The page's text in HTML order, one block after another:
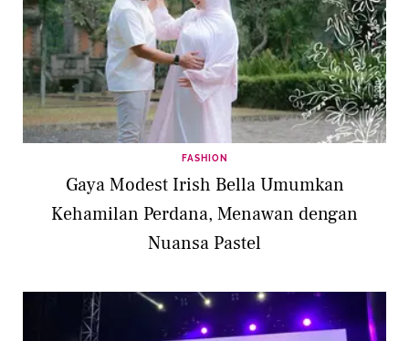
FASHION
Gaya Modest Irish Bella Umumkan
Kehamilan Perdana, Menawan dengan
Nuansa Pastel